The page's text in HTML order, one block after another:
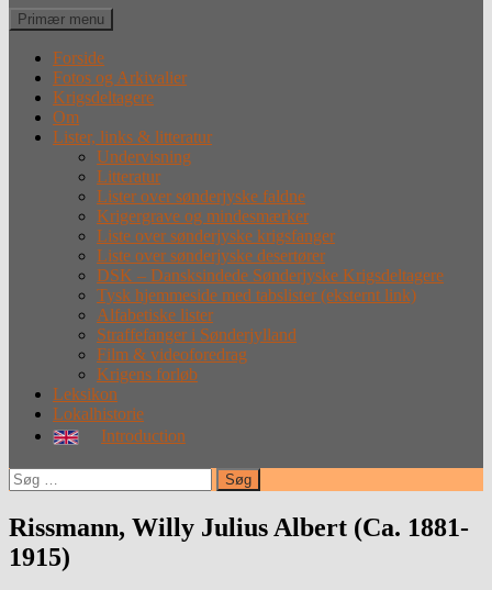
Søg
Primær menu
Forside
Fotos og Arkivalier
Krigsdeltagere
Om
Lister, links & litteratur
Undervisning
Litteratur
Lister over sønderjyske faldne
Krigergrave og mindesmærker
Liste over sønderjyske krigsfanger
Liste over sønderjyske desertører
DSK – Dansksindede Sønderjyske Krigsdeltagere
Tysk hjemmeside med tabslister (eksternt link)
Alfabetiske lister
Straffefanger i Sønderjylland
Film & videoforedrag
Krigens forløb
Leksikon
Lokalhistorie
Introduction
Søg
efter:
Rissmann, Willy Julius Albert (Ca. 1881-
1915)